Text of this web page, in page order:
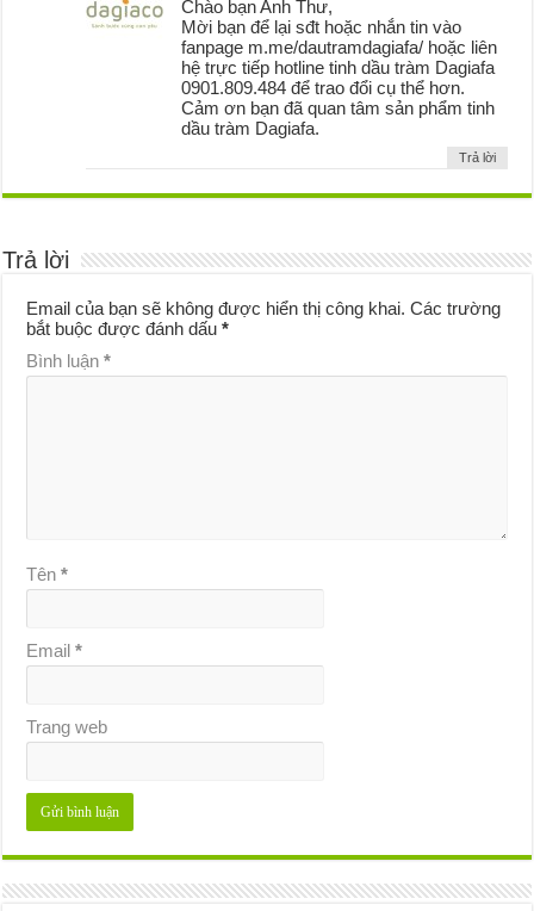
Chào bạn Anh Thư,
Mời bạn để lại sđt hoặc nhắn tin vào
fanpage m.me/dautramdagiafa/ hoặc liên
hệ trực tiếp hotline tinh dầu tràm Dagiafa
0901.809.484 để trao đổi cụ thể hơn.
Cảm ơn bạn đã quan tâm sản phẩm tinh
dầu tràm Dagiafa.
Trả lời
Trả lời
Email của bạn sẽ không được hiển thị công khai. Các trường
bắt buộc được đánh dấu*
Bình luận*
Tên*
Email*
Trang web